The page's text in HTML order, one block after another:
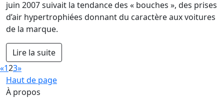
juin 2007 suivait la tendance des « bouches », des prises
d’air hypertrophiées donnant du caractère aux voitures
de la marque.
Lire la suite
«123»
Haut de page
À propos